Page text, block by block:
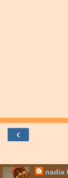
‹
nadia